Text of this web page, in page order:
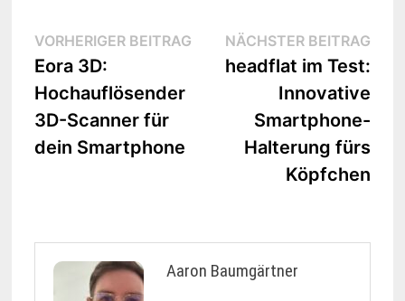
Beitrags-
Navigation
VORHERIGER BEITRAGVorheriger
Beitrag:
Eora 3D:
Hochauflösender
3D-Scanner für
dein Smartphone
NÄCHSTER BEITRAG
headflat im Test:
Innovative
Smartphone-
Halterung fürs
Köpfchen
Aaron Baumgärtner